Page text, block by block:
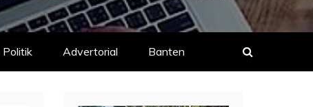
Politik Advertorial Banten